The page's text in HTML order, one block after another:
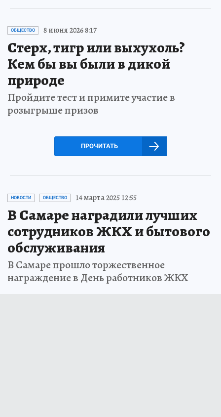
ОБЩЕСТВО 8 июня 2026 8:17
Стерх, тигр или выхухоль?
Кем бы вы были в дикой
природе
Пройдите тест и примите участие в
розыгрыше призов
ПРОЧИТАТЬ
НОВОСТИ ОБЩЕСТВО 14 марта 2025 12:55
В Самаре наградили лучших
сотрудников ЖКХ и бытового
обслуживания
В Самаре прошло торжественное
награждение в День работников ЖКХ